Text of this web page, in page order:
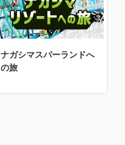
ナガシマスパーランドへ
の旅